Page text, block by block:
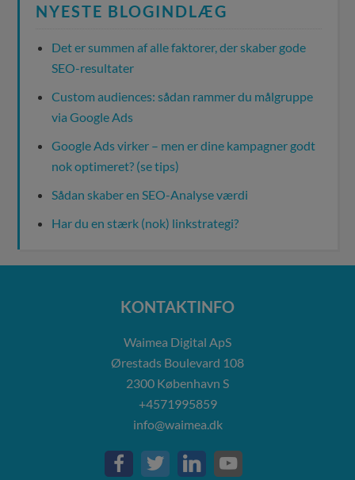
NYESTE BLOGINDLÆG
Det er summen af alle faktorer, der skaber gode
SEO-resultater
Custom audiences: sådan rammer du målgruppe
via Google Ads
Google Ads virker – men er dine kampagner godt
nok optimeret? (se tips)
Sådan skaber en SEO-Analyse værdi
Har du en stærk (nok) linkstrategi?
KONTAKTINFO
Waimea Digital ApS
Ørestads Boulevard 108
2300 København S
+4571995859
info@waimea.dk